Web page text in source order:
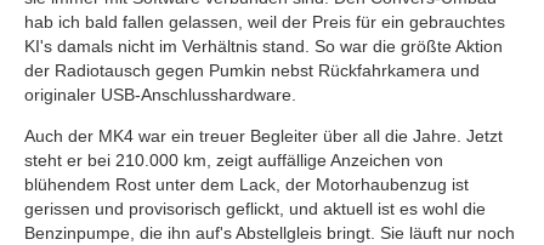
hab ich bald fallen gelassen, weil der Preis für ein gebrauchtes
KI's damals nicht im Verhältnis stand. So war die größte Aktion
der Radiotausch gegen Pumkin nebst Rückfahrkamera und
originaler USB-Anschlusshardware.
Auch der MK4 war ein treuer Begleiter über all die Jahre. Jetzt
steht er bei 210.000 km, zeigt auffällige Anzeichen von
blühendem Rost unter dem Lack, der Motorhaubenzug ist
gerissen und provisorisch geflickt, und aktuell ist es wohl die
Benzinpumpe, die ihn auf's Abstellgleis bringt. Sie läuft nur noch